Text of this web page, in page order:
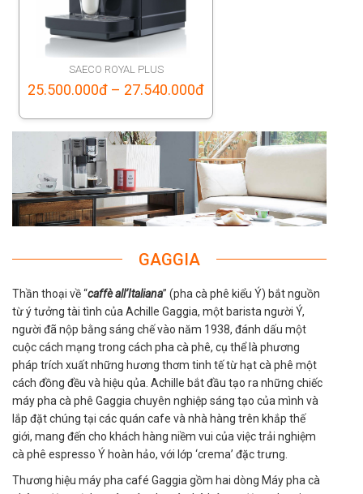
SAECO ROYAL PLUS
25.500.000đ – 27.540.000đPrice
range:
25.500.000đ
through
27.540.000đ
GAGGIA
Thần thoại về “caffè all’Italiana” (pha cà phê kiểu Ý) bắt nguồn
từ ý tưởng tài tình của Achille Gaggia, một barista người Ý,
người đã nộp bằng sáng chế vào năm 1938, đánh dấu một
cuộc cách mạng trong cách pha cà phê, cụ thể là phương
pháp trích xuất những hương thơm tinh tế từ hạt cà phê một
cách đồng đều và hiệu qủa. Achille bắt đầu tạo ra những chiếc
máy pha cà phê Gaggia chuyên nghiệp sáng tạo của mình và
lắp đặt chúng tại các quán cafe và nhà hàng trên khắp thế
giới, mang đến cho khách hàng niềm vui của việc trải nghiệm
cà phê espresso Ý hoàn hảo, với lớp ‘crema’ đặc trưng.
Thương hiệu máy pha café Gaggia gồm hai dòng Máy pha cà